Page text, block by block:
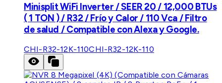
Minisplit WiFi Inverter / SEER 20 / 12,000 BTUs
( 1 TON ) / R32 / Frío y Calor / 110 Vca / Filtro
de salud / Compatible con Alexa y Google.
CHI-R32-12K-110CHI-R32-12K-110